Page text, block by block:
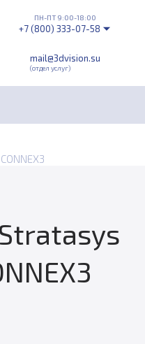
mail@3dvision.su
(отдел услуг)
ПН-ПТ 9:00-18:00
+7 (800) 333-07-58